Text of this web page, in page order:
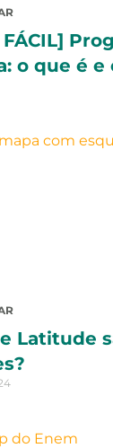
FÁCIL]
o que é
Latitude